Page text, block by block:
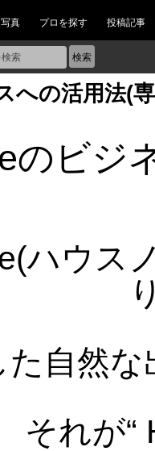
真 プロを探す 投稿記事
への活用法(
のビジ
ハウス
た自然
それが“